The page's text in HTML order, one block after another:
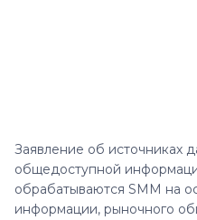
Заявление об источниках
общедоступной
обрабатываются SMM на
информации, рыночного